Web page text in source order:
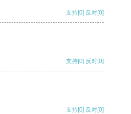
支持[0] 反对[0]
支持[0] 反对[0]
支持[0] 反对[0]